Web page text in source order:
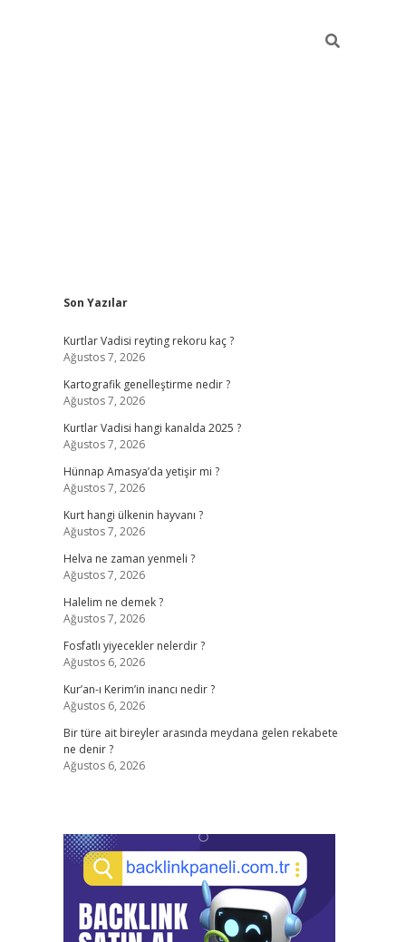
Sidebar
Son Yazılar
Kurtlar Vadisi reyting rekoru kaç ?
Ağustos 7, 2026
Kartografik genelleştirme nedir ?
Ağustos 7, 2026
Kurtlar Vadisi hangi kanalda 2025 ?
Ağustos 7, 2026
Hünnap Amasya’da yetişir mi ?
Ağustos 7, 2026
Kurt hangi ülkenin hayvanı ?
Ağustos 7, 2026
Helva ne zaman yenmeli ?
Ağustos 7, 2026
Halelim ne demek ?
Ağustos 7, 2026
Fosfatlı yiyecekler nelerdir ?
Ağustos 6, 2026
Kur’an-ı Kerim’in inancı nedir ?
Ağustos 6, 2026
Bir türe ait bireyler arasında meydana gelen rekabete
ne denir ?
Ağustos 6, 2026